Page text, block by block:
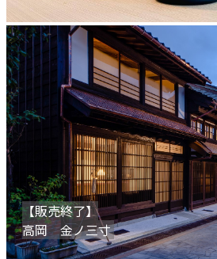
【販売終了】
高岡 金ノ三寸